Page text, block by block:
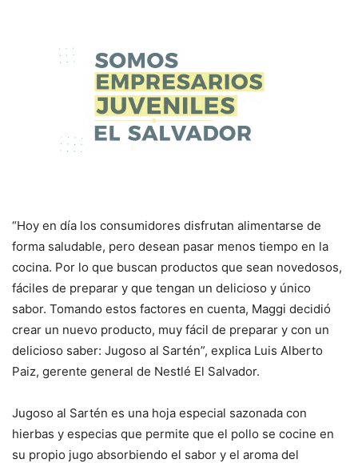
“Hoy en día los consumidores disfrutan alimentarse de
forma saludable, pero desean pasar menos tiempo en la
cocina. Por lo que buscan productos que sean novedosos,
fáciles de preparar y que tengan un delicioso y único
sabor. Tomando estos factores en cuenta, Maggi decidió
crear un nuevo producto, muy fácil de preparar y con un
delicioso saber: Jugoso al Sartén”, explica Luis Alberto
Paiz, gerente general de Nestlé El Salvador.
Jugoso al Sartén es una hoja especial sazonada con
hierbas y especias que permite que el pollo se cocine en
su propio jugo absorbiendo el sabor y el aroma del